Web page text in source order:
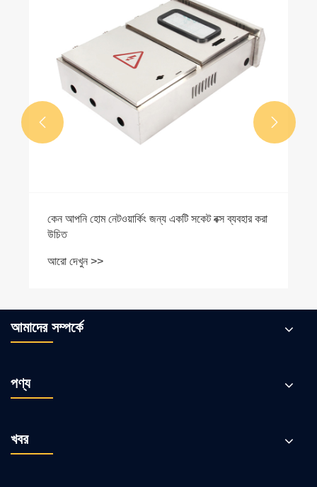
কেন আপনি হোম নেটওয়ার্কিং জন্য একটি সকেট বক্স ব্যবহার করা
উচিত
আরো দেখুন >>
 
আমাদের সম্পর্কে
পণ্য
খবর